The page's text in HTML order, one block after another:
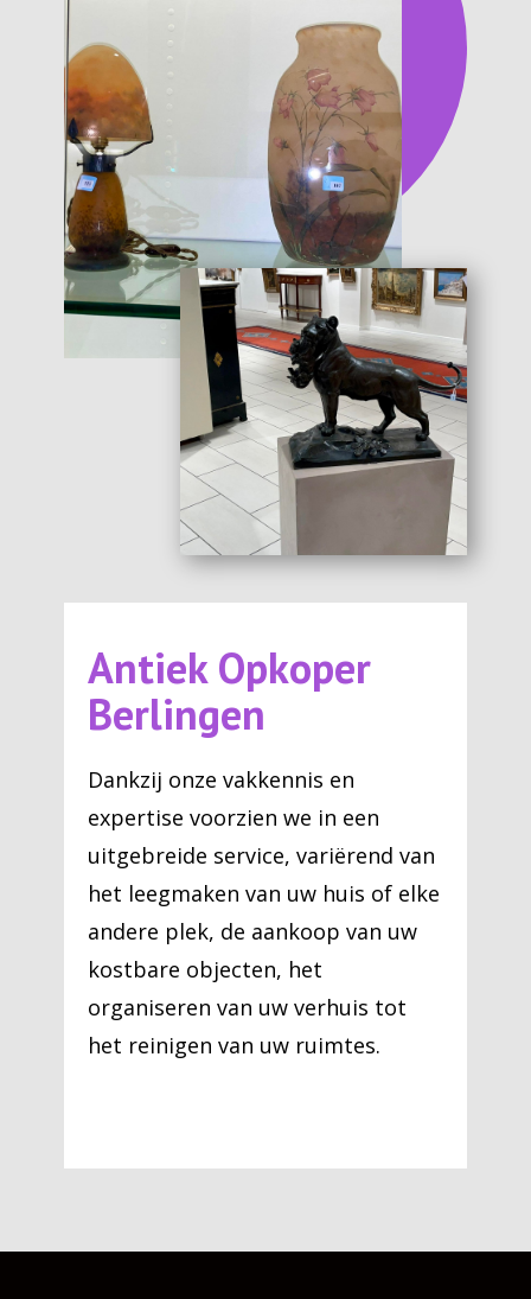
Antiek Opkoper
Berlingen
Dankzij onze vakkennis en
expertise voorzien we in een
uitgebreide service, variërend van
het leegmaken van uw huis of elke
andere plek, de aankoop van uw
kostbare objecten, het
organiseren van uw verhuis tot
het reinigen van uw ruimtes.